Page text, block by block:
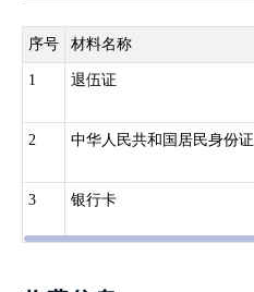
序号 材料名称
1 退伍证
2 中华人民共和国居民身份证
3 银行卡